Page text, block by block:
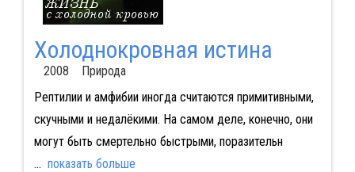
Холоднокровная истина
2008 Природа
Рептилии и амфибии иногда считаются примитивными,
скучными и недалёкими. На самом деле, конечно, они
могут быть смертельно быстрыми, поразительн
... показать больше